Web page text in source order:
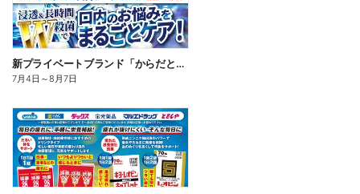
新プライベートブランド「からだとくらしに+1(プラスワン)」よりモンダミン口内トータルケア登場!
7月4日 ～8月7日